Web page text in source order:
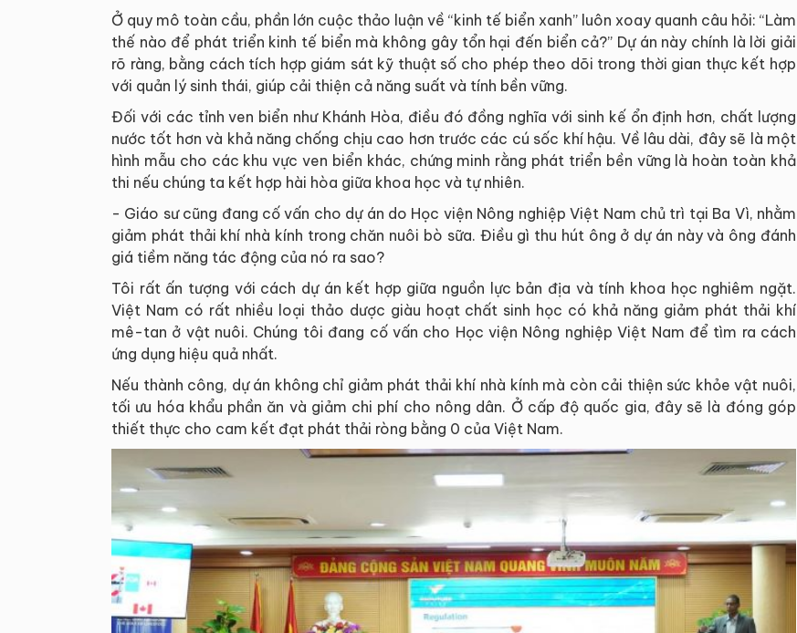
Ở quy mô toàn cầu, phần lớn cuộc thảo luận về “kinh tế biển xanh” luôn xoay quanh câu hỏi: “Làm
thế nào để phát triển kinh tế biển mà không gây tổn hại đến biển cả?” Dự án này chính là lời giải
rõ ràng, bằng cách tích hợp giám sát kỹ thuật số cho phép theo dõi trong thời gian thực kết hợp
với quản lý sinh thái, giúp cải thiện cả năng suất và tính bền vững.
Đối với các tỉnh ven biển như Khánh Hòa, điều đó đồng nghĩa với sinh kế ổn định hơn, chất lượng
nước tốt hơn và khả năng chống chịu cao hơn trước các cú sốc khí hậu. Về lâu dài, đây sẽ là một
hình mẫu cho các khu vực ven biển khác, chứng minh rằng phát triển bền vững là hoàn toàn khả
thi nếu chúng ta kết hợp hài hòa giữa khoa học và tự nhiên.
- Giáo sư cũng đang cố vấn cho dự án do Học viện Nông nghiệp Việt Nam chủ trì tại Ba Vì, nhằm
giảm phát thải khí nhà kính trong chăn nuôi bò sữa. Điều gì thu hút ông ở dự án này và ông đánh
giá tiềm năng tác động của nó ra sao?
Tôi rất ấn tượng với cách dự án kết hợp giữa nguồn lực bản địa và tính khoa học nghiêm ngặt.
Việt Nam có rất nhiều loại thảo dược giàu hoạt chất sinh học có khả năng giảm phát thải khí
mê-tan ở vật nuôi. Chúng tôi đang cố vấn cho Học viện Nông nghiệp Việt Nam để tìm ra cách
ứng dụng hiệu quả nhất.
Nếu thành công, dự án không chỉ giảm phát thải khí nhà kính mà còn cải thiện sức khỏe vật nuôi,
tối ưu hóa khẩu phần ăn và giảm chi phí cho nông dân. Ở cấp độ quốc gia, đây sẽ là đóng góp
thiết thực cho cam kết đạt phát thải ròng bằng 0 của Việt Nam.